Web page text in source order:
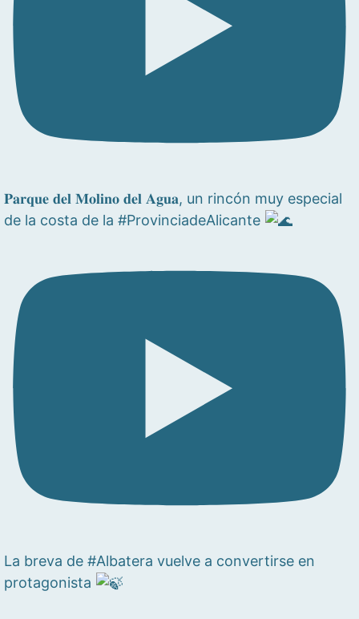
𝐏𝐚𝐫𝐪𝐮𝐞 𝐝𝐞𝐥 𝐌𝐨𝐥𝐢𝐧𝐨 𝐝𝐞𝐥 𝐀𝐠𝐮𝐚, un rincón muy especial
de la costa de la #ProvinciadeAlicante
La breva de #Albatera vuelve a convertirse en
protagonista